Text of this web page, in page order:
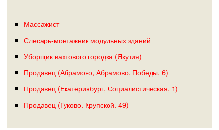
Массажист
Слесарь-монтажник модульных зданий
Уборщик вахтового городка (Якутия)
Продавец (Абрамово, Абрамово, Победы, 6)
Продавец (Екатеринбург, Социалистическая, 1)
Продавец (Гуково, Крупской, 49)